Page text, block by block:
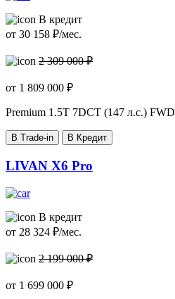
В кредит
от 30 158 ₽/мес.
2 309 000 ₽
от 1 809 000 ₽
Premium 1.5T 7DCT (147 л.с.) FWD
В Trade-in В Кредит
LIVAN X6 Pro
В кредит
от 28 324 ₽/мес.
2 199 000 ₽
от 1 699 000 ₽